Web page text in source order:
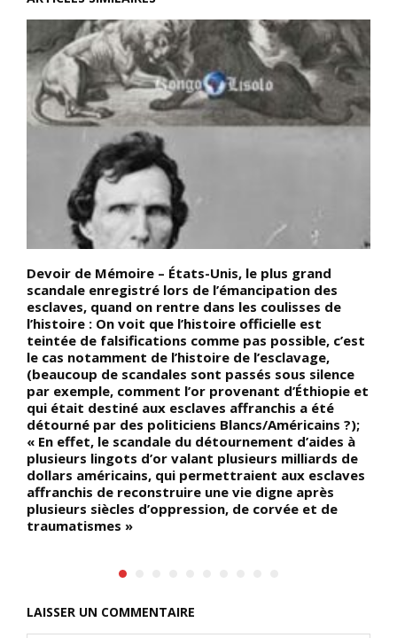
Devoir de Mémoire – États-Unis, le plus grand
scandale enregistré lors de l’émancipation des
esclaves, quand on rentre dans les coulisses de
l’histoire : On voit que l’histoire officielle est
teintée de falsifications comme pas possible, c’est
le cas notamment de l’histoire de l’esclavage,
(beaucoup de scandales sont passés sous silence
par exemple, comment l’or provenant d’Éthiopie et
qui était destiné aux esclaves affranchis a été
détourné par des politiciens Blancs/Américains ?);
« En effet, le scandale du détournement d’aides à
plusieurs lingots d’or valant plusieurs milliards de
dollars américains, qui permettraient aux esclaves
affranchis de reconstruire une vie digne après
plusieurs siècles d’oppression, de corvée et de
traumatismes »
LAISSER UN COMMENTAIRE